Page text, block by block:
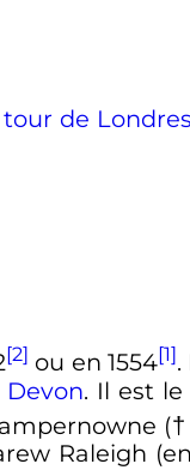
tour de Londres
[2] ou en 1554[1].
Devon. Il est
(†
Raleigh